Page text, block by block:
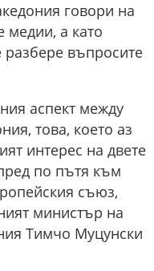
говори на
медии, а като
въпросите
аспект между
това, което аз
интерес на двете
по пътя към
съюз,
министър на
Тимчо Муцунски